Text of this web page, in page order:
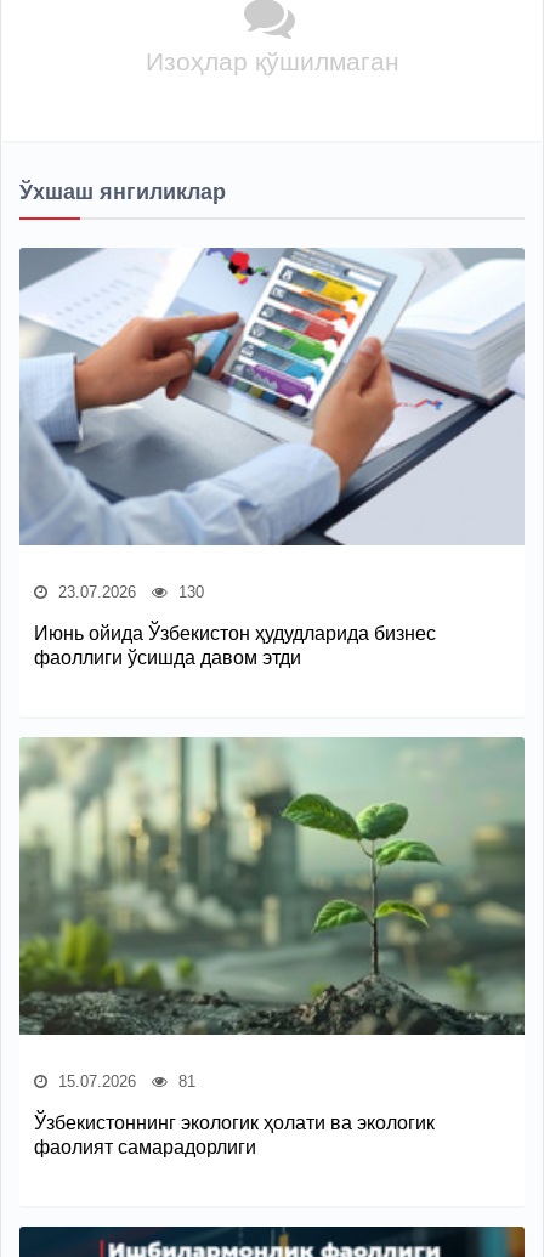
Изоҳлар қўшилмаган
Ўхшаш янгиликлар
23.07.2026 130
Июнь ойида Ўзбекистон ҳудудларида бизнес
фаоллиги ўсишда давом этди
15.07.2026 81
Ўзбекистоннинг экологик ҳолати ва экологик
фаолият самарадорлиги